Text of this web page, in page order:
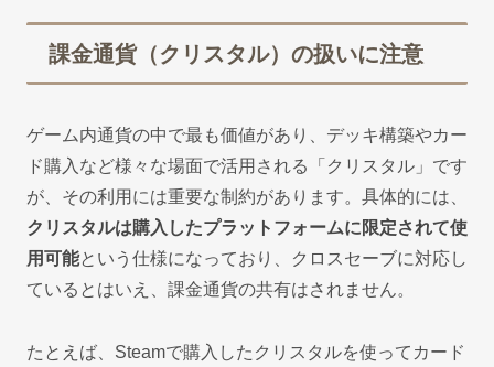
課金通貨（クリスタル）の扱いに注意
ゲーム内通貨の中で最も価値があり、デッキ構築やカー
ド購入など様々な場面で活用される「クリスタル」です
が、その利用には重要な制約があります。具体的には、
クリスタルは購入したプラットフォームに限定されて使
用可能という仕様になっており、クロスセーブに対応し
ているとはいえ、課金通貨の共有はされません。
たとえば、Steamで購入したクリスタルを使ってカード